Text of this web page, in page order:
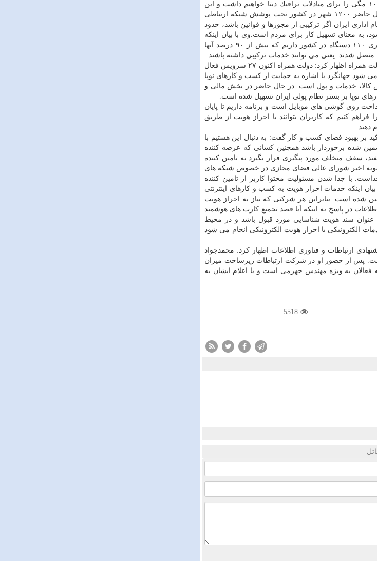
به بیش از ۱۰ مگ رسیده و با این سرعت توسعه، در خلال برنامه ششم، ارتباطات ۱۰۰ مگی را برای مبادلات ترافیك دیتا خواهیم داشت و این
یعنی از نظر استانداردهای بین المللی در سطح خوبی هستیم.جهانگرد ادامه داد: در حال حاضر ۱۲۰۰ شهر در كشور تحت پوشش شبكه ارتباطی
عمومی در كشور هست. نظام اداری ایران اگر تركیبی از مجوزها و قوانین باشد، حدود
شود، به معنای تسهیل كار برای مردم است.وی با بیان اینكه
شرح خدمات دستگاه ها به صورت الكترونیكی تهیه شده، افزود: در بخش خدمت گزاری ۱۱۰ دستگاه در كشور داریم كه بیش از ۹۰ درصد آنها
رئیس سازمان فناوری اطلاعات با اشاره به بستر دولت همراه اظهار كرد: دولت همراه اكنون ۲۷ سرویس فعال
افزوده می شود.جهانگرد با اشاره به حمایت از كسب و كارهای نوپا
كالا، خدمات و پول است. در حال حاضر در بخش مالی و
نوپا بر بستر نظام پولی ایران تسهیل شده است.
روی گوشی های موبایل است و برنامه داریم تا پایان
كنیم كه كاربران بتوانند با احراز هویت از طریق
دهند.
بر بهبود فضای كسب و كار گفت: به دنبال این هستیم با
شده برخوردار باشد همچنین كسانی كه عرضه كننده
سقف متخلف مورد پیگیری قرار بگیرد نه تامین كننده
مصوبه اخیر شورای عالی فضای مجازی در خصوص شبكه های
با جدا شدن مسئولیت محتوا كاربر از تامین كننده
اینكه خدمات احراز هویت به كسب و كارهای اینترنتی
شده است. بنابراین هر شركتی كه نیاز به احراز هویت
در پاسخ به اینكه آیا قصد تجمیع كارت های هوشمند
عنوان سند هویت شناسایی مورد قبول باشد و در محیط
الكترونیكی با احراز هویت الكترونیكی انجام می شود
ارتباطات و فناوری اطلاعات اظهار كرد: محمدجواد
پس از حضور او در شركت ارتباطات زیرساخت میزان
به ویژه مهندس جهرمی است و با اعلام ایشان به
5518